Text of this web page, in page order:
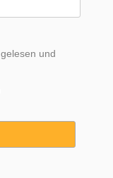
gelesen und